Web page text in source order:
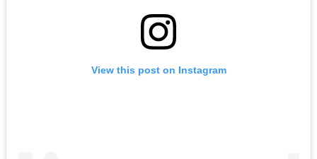
View this post on Instagram